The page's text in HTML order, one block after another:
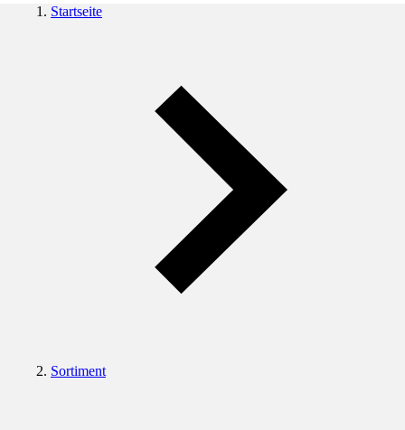
Startseite
Sortiment